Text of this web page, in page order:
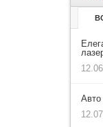
Авто